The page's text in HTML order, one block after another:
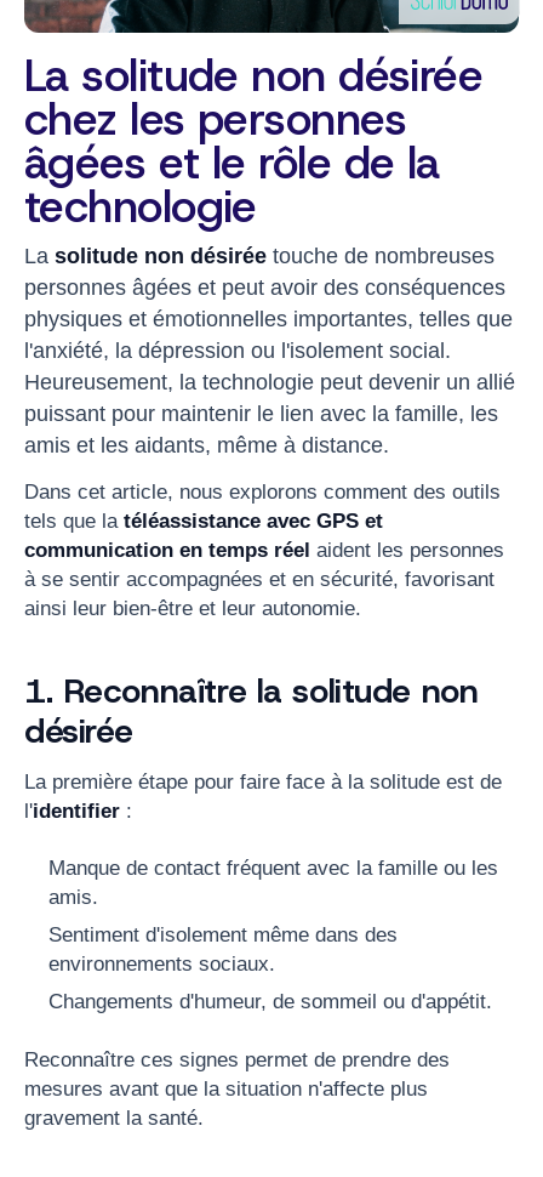
La solitude non désirée
chez les personnes
âgées et le rôle de la
technologie
La solitude non désirée touche de nombreuses
personnes âgées et peut avoir des conséquences
physiques et émotionnelles importantes, telles que
l'anxiété, la dépression ou l'isolement social.
Heureusement, la technologie peut devenir un allié
puissant pour maintenir le lien avec la famille, les
amis et les aidants, même à distance.
Dans cet article, nous explorons comment des outils
tels que la téléassistance avec GPS et
communication en temps réel aident les personnes
à se sentir accompagnées et en sécurité, favorisant
ainsi leur bien-être et leur autonomie.
1. Reconnaître la solitude non
désirée
La première étape pour faire face à la solitude est de
l'identifier :
Manque de contact fréquent avec la famille ou les
amis.
Sentiment d'isolement même dans des
environnements sociaux.
Changements d'humeur, de sommeil ou d'appétit.
Reconnaître ces signes permet de prendre des
mesures avant que la situation n'affecte plus
gravement la santé.